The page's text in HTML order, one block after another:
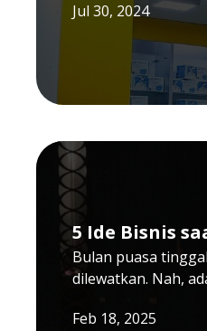
Jul 30, 2024
5 Ide Bisnis
Bulan puasa
dilewatkan. Nah,
Feb 18, 2025